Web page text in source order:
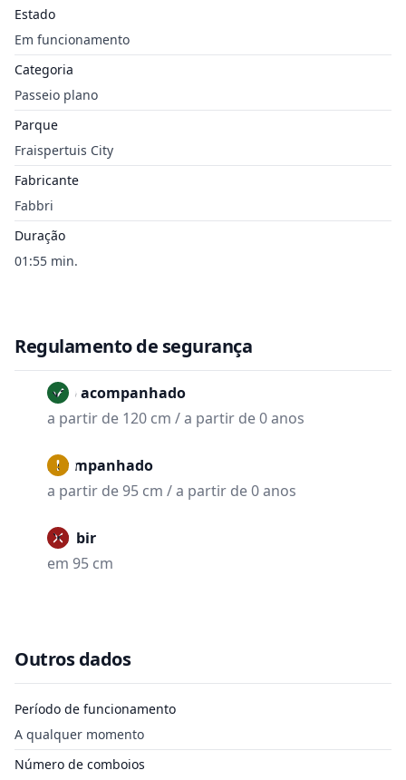
Estado
Em funcionamento
Categoria
Passeio plano
Parque
Fraispertuis City
Fabricante
Fabbri
Duração
01:55 min.
Regulamento de segurança
Não acompanhado
a partir de 120 cm / a partir de 0 anos
Acompanhado
a partir de 95 cm / a partir de 0 anos
Proibir
em 95 cm
Outros dados
Período de funcionamento
A qualquer momento
Número de comboios